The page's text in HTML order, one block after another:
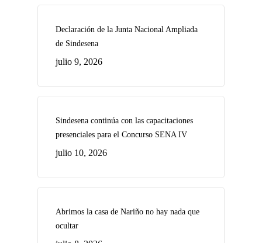
Declaración de la Junta Nacional Ampliada
de Sindesena
julio 9, 2026
Sindesena continúa con las capacitaciones
presenciales para el Concurso SENA IV
julio 10, 2026
Abrimos la casa de Nariño no hay nada que
ocultar